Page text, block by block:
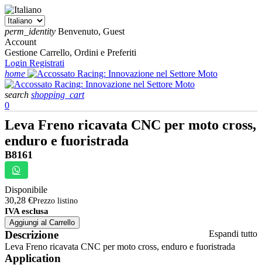
perm_identity Benvenuto, Guest
Account
Gestione Carrello, Ordini e Preferiti
Login Registrati
home
search shopping_cart
0
Leva Freno ricavata CNC per moto cross,
enduro e fuoristrada
B8161
Disponibile
30,28 €Prezzo listino
IVA esclusa
Aggiungi al Carrello
Espandi tutto
Descrizione
Leva Freno ricavata CNC per moto cross, enduro e fuoristrada
Application